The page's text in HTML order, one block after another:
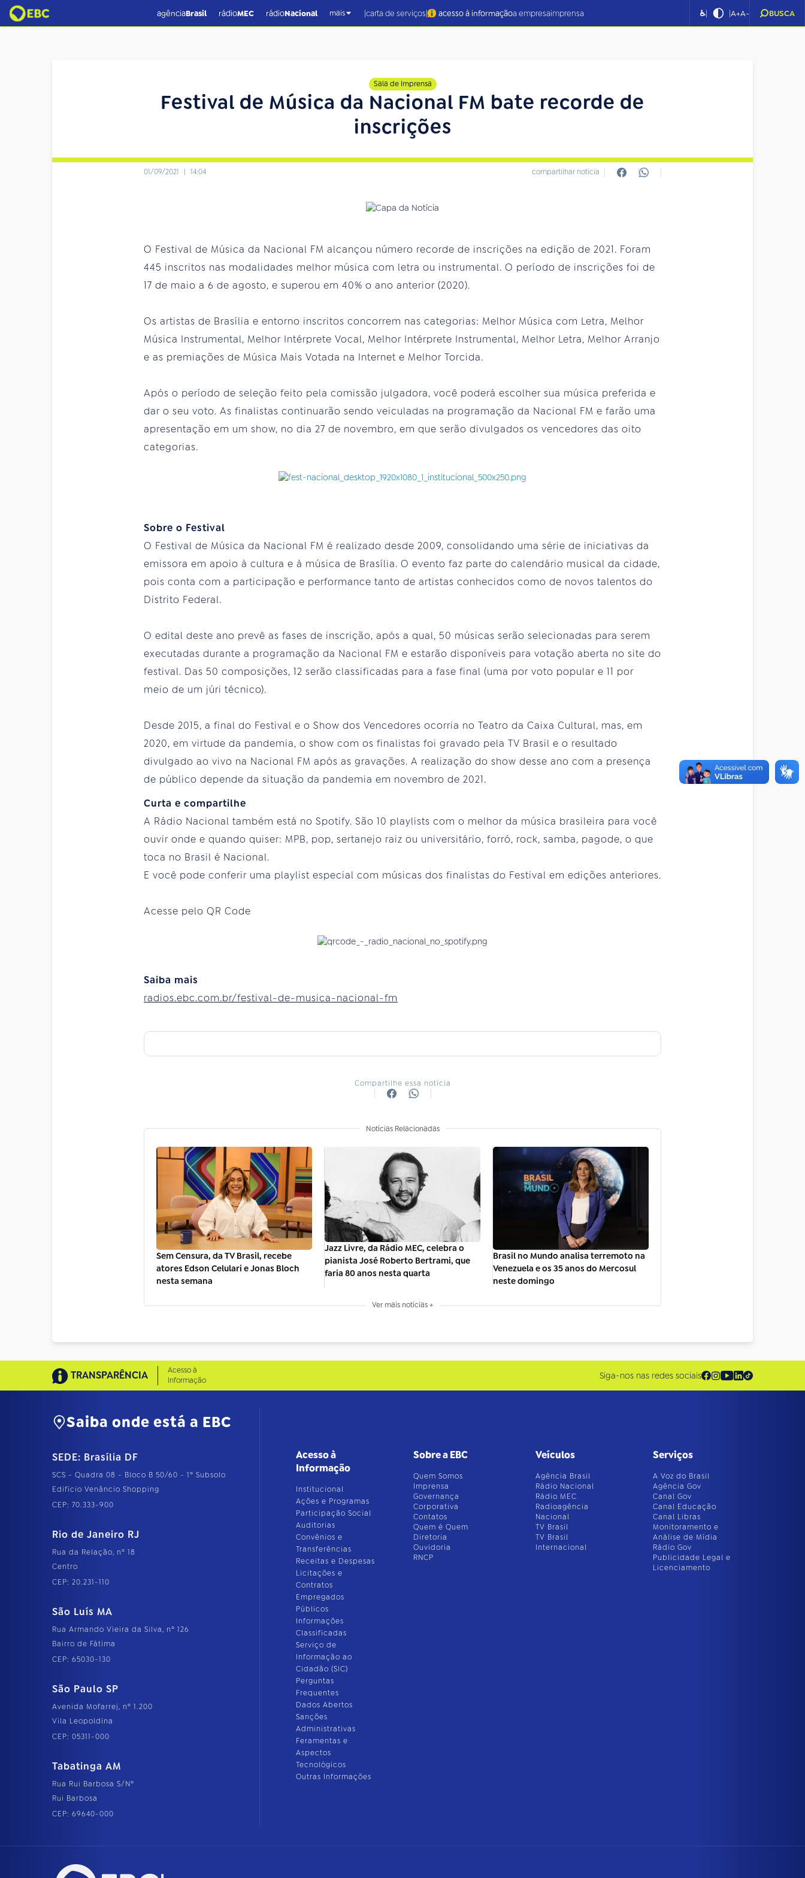
agênciaBrasil rádioMEC rádioNacional mais |carta de serviços| acesso à informaçãoa empresaimprensa ♿| |A+A- BUSCA
Sala de Imprensa
Festival de Música da Nacional FM bate recorde de
inscrições
01/09/2021 | 14:04 compartilhar notícia
O Festival de Música da Nacional FM alcançou número recorde de inscrições na edição de 2021. Foram
445 inscritos nas modalidades melhor música com letra ou instrumental. O período de inscrições foi de
17 de maio a 6 de agosto, e superou em 40% o ano anterior (2020).
Os artistas de Brasília e entorno inscritos concorrem nas categorias: Melhor Música com Letra, Melhor
Música Instrumental, Melhor Intérprete Vocal, Melhor Intérprete Instrumental, Melhor Letra, Melhor Arranjo
e as premiações de Música Mais Votada na Internet e Melhor Torcida.
Após o período de seleção feito pela comissão julgadora, você poderá escolher sua música preferida e
dar o seu voto. As finalistas continuarão sendo veiculadas na programação da Nacional FM e farão uma
apresentação em um show, no dia 27 de novembro, em que serão divulgados os vencedores das oito
categorias.
Sobre o Festival
O Festival de Música da Nacional FM é realizado desde 2009, consolidando uma série de iniciativas da
emissora em apoio à cultura e à música de Brasília. O evento faz parte do calendário musical da cidade,
pois conta com a participação e performance tanto de artistas conhecidos como de novos talentos do
Distrito Federal.
O edital deste ano prevê as fases de inscrição, após a qual, 50 músicas serão selecionadas para serem
executadas durante a programação da Nacional FM e estarão disponíveis para votação aberta no site do
festival. Das 50 composições, 12 serão classificadas para a fase final (uma por voto popular e 11 por
meio de um júri técnico).
Desde 2015, a final do Festival e o Show dos Vencedores ocorria no Teatro da Caixa Cultural, mas, em
2020, em virtude da pandemia, o show com os finalistas foi gravado pela TV Brasil e o resultado
divulgado ao vivo na Nacional FM após as gravações. A realização do show desse ano com a presença
de público depende da situação da pandemia em novembro de 2021.
Curta e compartilhe
A Rádio Nacional também está no Spotify. São 10 playlists com o melhor da música brasileira para você
ouvir onde e quando quiser: MPB, pop, sertanejo raiz ou universitário, forró, rock, samba, pagode, o que
toca no Brasil é Nacional.
E você pode conferir uma playlist especial com músicas dos finalistas do Festival em edições anteriores.
Acesse pelo QR Code
Saiba mais
radios.ebc.com.br/festival-de-musica-nacional-fm
Compartilhe essa notícia
Notícias Relacionadas
Sem Censura, da TV Brasil, recebe
atores Edson Celulari e Jonas Bloch
nesta semana
Jazz Livre, da Rádio MEC, celebra o
pianista José Roberto Bertrami, que
faria 80 anos nesta quarta
Brasil no Mundo analisa terremoto na
Venezuela e os 35 anos do Mercosul
neste domingo
Ver mais notícias +
TRANSPARÊNCIA
Acesso à
Informação
Siga-nos nas redes sociais
Saiba onde está a EBC
SEDE: Brasília DF
SCS - Quadra 08 - Bloco B 50/60 - 1º Subsolo
Edifício Venâncio Shopping
CEP: 70.333-900
Rio de Janeiro RJ
Rua da Relação, nº 18
Centro
CEP: 20.231-110
São Luís MA
Rua Armando Vieira da Silva, nº 126
Bairro de Fátima
CEP: 65030-130
São Paulo SP
Avenida Mofarrej, nº 1.200
Vila Leopoldina
CEP: 05311-000
Tabatinga AM
Rua Rui Barbosa S/Nº
Rui Barbosa
CEP: 69640-000
Acesso à
Informação
Institucional
Ações e Programas
Participação Social
Auditorias
Convênios e
Transferências
Receitas e Despesas
Licitações e
Contratos
Empregados
Públicos
Informações
Classificadas
Serviço de
Informação ao
Cidadão (SIC)
Perguntas
Frequentes
Dados Abertos
Sanções
Administrativas
Feramentas e
Aspectos
Tecnológicos
Outras Informações
Sobre a EBC
Quem Somos
Imprensa
Governança
Corporativa
Contatos
Quem é Quem
Diretoria
Ouvidoria
RNCP
Veículos
Agência Brasil
Rádio Nacional
Rádio MEC
Radioagência
Nacional
TV Brasil
TV Brasil
Internacional
Serviços
A Voz do Brasil
Agência Gov
Canal Gov
Canal Educação
Canal Libras
Monitoramento e
Análise de Mídia
Rádio Gov
Publicidade Legal e
Licenciamento